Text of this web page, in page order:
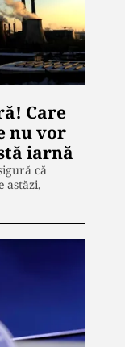
Care
nu vor
iarnă
că
astăzi,